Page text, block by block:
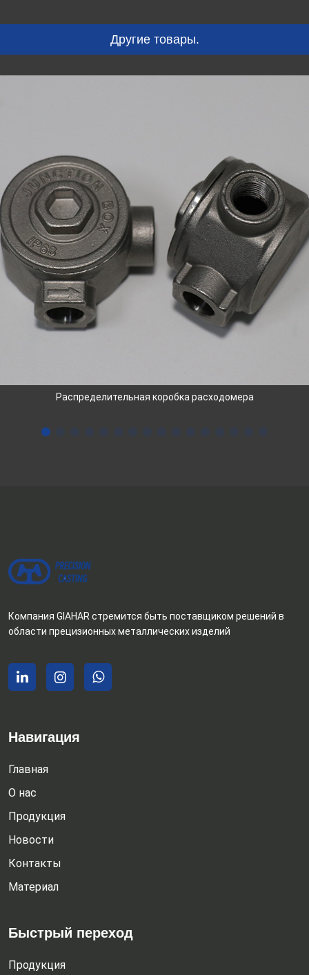
Другие товары.
Распределительная коробка расходомера
Компания GIAHAR стремится быть поставщиком решений в
области прецизионных металлических изделий
Навигация
Главная
О нас
Продукция
Новости
Контакты
Материал
Быстрый переход
Продукция